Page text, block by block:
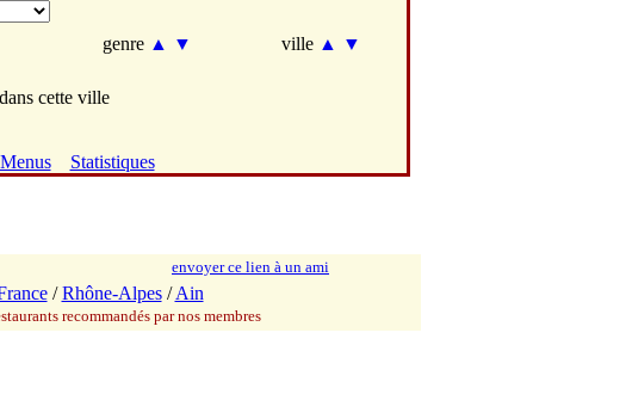
genre ▲ ▼ ville ▲ ▼
cette ville
Statistiques
envoyer ce lien à un ami
/Rhône-Alpes/Ain
recommandés par nos membres